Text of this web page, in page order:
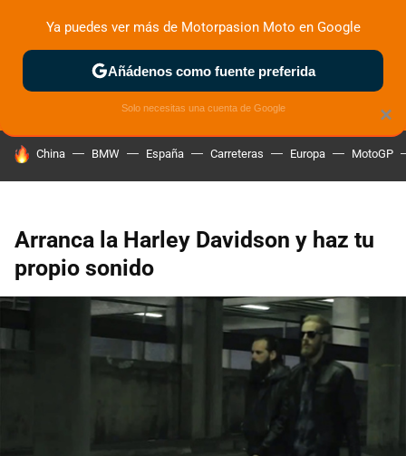
ZONA DE PRUEBAS DEPORTIVAS MOTOS ELÉCTRICAS
HOY SE HABLA DE
China BMW España Carreteras Europa MotoGP
Arranca la Harley Davidson y haz tu
propio sonido
×
Ya puedes ver más de Motorpasion Moto en Google
Añádenos como fuente preferida
Solo necesitas una cuenta de Google